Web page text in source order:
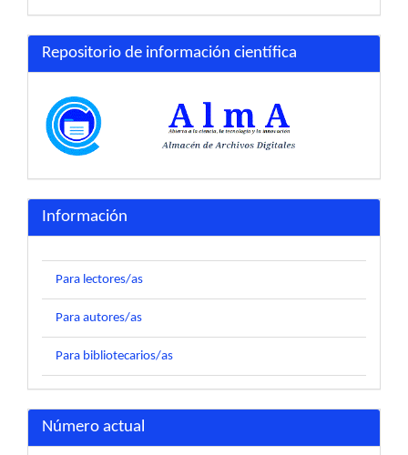
Repositorio de información científica
Información
Para lectores/as
Para autores/as
Para bibliotecarios/as
Número actual